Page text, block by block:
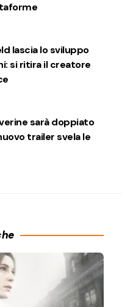
lascia lo sviluppo
si ritira il creatore
sarà doppiato
trailer svela le